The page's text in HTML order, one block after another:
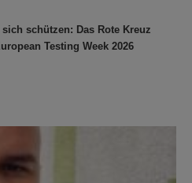
schützen: Das Rote Kreuz
Testing Week 2026